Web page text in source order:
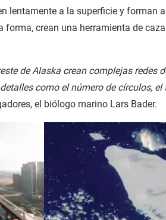
lentamente a la superficie y forman
forma, crean una herramienta de
de Alaska crean complejas redes
como el número de círculos,
el biólogo marino Lars Bader.